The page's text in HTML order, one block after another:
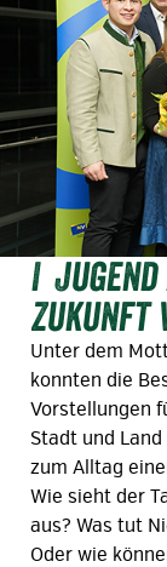
Zukunft
Unter dem
konnten die
Vorstellungen
Stadt und
zum Alltag
Wie sieht der
aus? Was tut
Oder wie